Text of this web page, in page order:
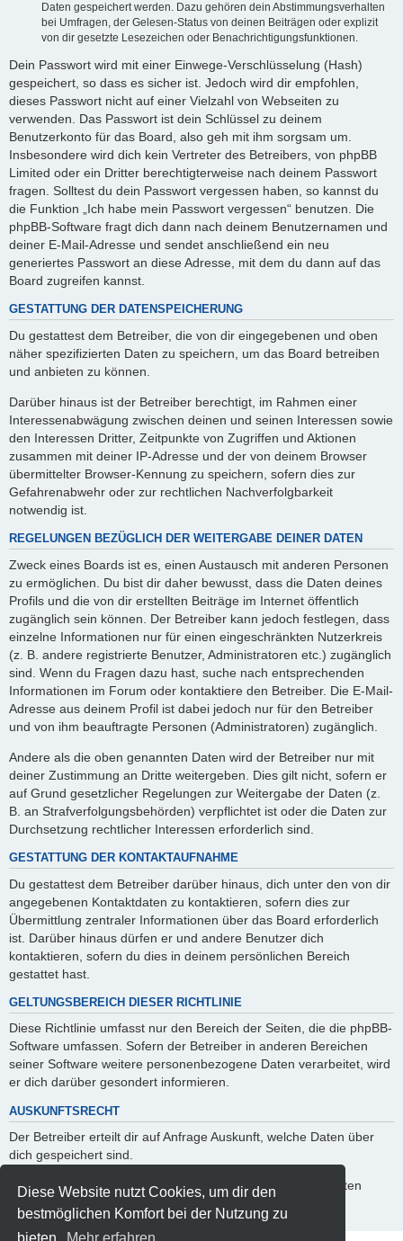
Diese Website nutzt Cookies, um dir den
bestmöglichen Komfort bei der Nutzung zu
Daten gespeichert werden. Dazu gehören dein Abstimmungsverhalten
bei Umfragen, der Gelesen-Status von deinen Beiträgen oder explizit
von dir gesetzte Lesezeichen oder Benachrichtigungsfunktionen.
Dein Passwort wird mit einer Einwege-Verschlüsselung (Hash)
gespeichert, so dass es sicher ist. Jedoch wird dir empfohlen,
dieses Passwort nicht auf einer Vielzahl von Webseiten zu
verwenden. Das Passwort ist dein Schlüssel zu deinem
Benutzerkonto für das Board, also geh mit ihm sorgsam um.
Insbesondere wird dich kein Vertreter des Betreibers, von phpBB
Limited oder ein Dritter berechtigterweise nach deinem Passwort
fragen. Solltest du dein Passwort vergessen haben, so kannst du
die Funktion „Ich habe mein Passwort vergessen“ benutzen. Die
phpBB-Software fragt dich dann nach deinem Benutzernamen und
deiner E-Mail-Adresse und sendet anschließend ein neu
generiertes Passwort an diese Adresse, mit dem du dann auf das
Board zugreifen kannst.
GESTATTUNG DER DATENSPEICHERUNG
Du gestattest dem Betreiber, die von dir eingegebenen und oben
näher spezifizierten Daten zu speichern, um das Board betreiben
und anbieten zu können.
Darüber hinaus ist der Betreiber berechtigt, im Rahmen einer
Interessenabwägung zwischen deinen und seinen Interessen sowie
den Interessen Dritter, Zeitpunkte von Zugriffen und Aktionen
zusammen mit deiner IP-Adresse und der von deinem Browser
übermittelter Browser-Kennung zu speichern, sofern dies zur
Gefahrenabwehr oder zur rechtlichen Nachverfolgbarkeit
notwendig ist.
REGELUNGEN BEZÜGLICH DER WEITERGABE DEINER DATEN
Zweck eines Boards ist es, einen Austausch mit anderen Personen
zu ermöglichen. Du bist dir daher bewusst, dass die Daten deines
Profils und die von dir erstellten Beiträge im Internet öffentlich
zugänglich sein können. Der Betreiber kann jedoch festlegen, dass
einzelne Informationen nur für einen eingeschränkten Nutzerkreis
(z. B. andere registrierte Benutzer, Administratoren etc.) zugänglich
sind. Wenn du Fragen dazu hast, suche nach entsprechenden
Informationen im Forum oder kontaktiere den Betreiber. Die E-Mail-
Adresse aus deinem Profil ist dabei jedoch nur für den Betreiber
und von ihm beauftragte Personen (Administratoren) zugänglich.
Andere als die oben genannten Daten wird der Betreiber nur mit
deiner Zustimmung an Dritte weitergeben. Dies gilt nicht, sofern er
auf Grund gesetzlicher Regelungen zur Weitergabe der Daten (z.
B. an Strafverfolgungsbehörden) verpflichtet ist oder die Daten zur
Durchsetzung rechtlicher Interessen erforderlich sind.
GESTATTUNG DER KONTAKTAUFNAHME
Du gestattest dem Betreiber darüber hinaus, dich unter den von dir
angegebenen Kontaktdaten zu kontaktieren, sofern dies zur
Übermittlung zentraler Informationen über das Board erforderlich
ist. Darüber hinaus dürfen er und andere Benutzer dich
kontaktieren, sofern du dies in deinem persönlichen Bereich
gestattet hast.
GELTUNGSBEREICH DIESER RICHTLINIE
Diese Richtlinie umfasst nur den Bereich der Seiten, die die phpBB-
Software umfassen. Sofern der Betreiber in anderen Bereichen
seiner Software weitere personenbezogene Daten verarbeitet, wird
er dich darüber gesondert informieren.
AUSKUNFTSRECHT
Der Betreiber erteilt dir auf Anfrage Auskunft, welche Daten über
dich gespeichert sind.
Du kannst jederzeit die Löschung bzw. Sperrung deiner Daten
verlangen. Kontaktiere hierzu bitte den Betreiber.